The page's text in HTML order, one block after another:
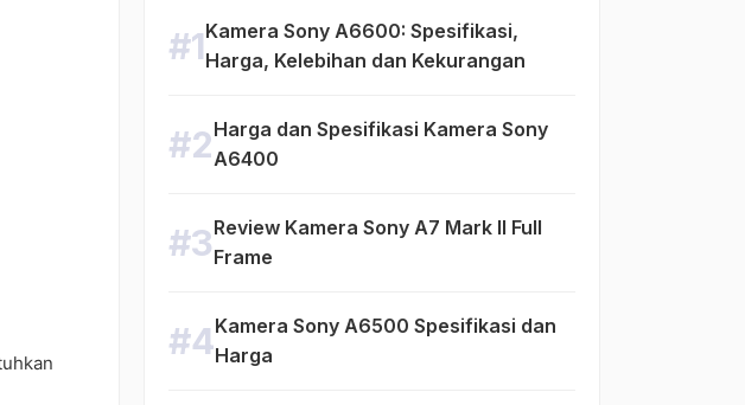
Kamera Sony A6600: Spesifikasi,
Harga, Kelebihan dan Kekurangan
Harga dan Spesifikasi Kamera Sony
A6400
Review Kamera Sony A7 Mark II Full
Frame
Kamera Sony A6500 Spesifikasi dan
Harga